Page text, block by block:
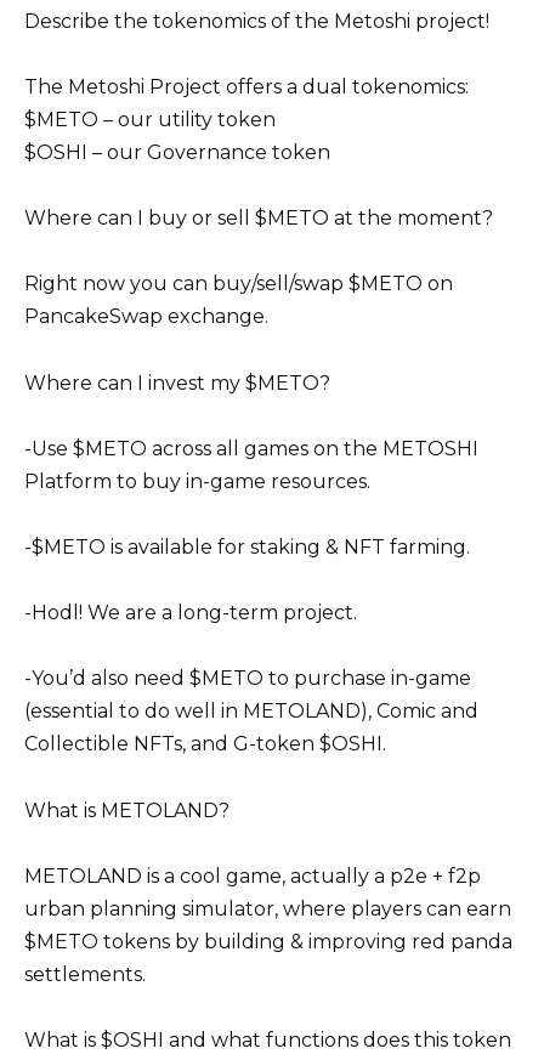
Describe the tokenomics of the Metoshi project!
The Metoshi Project offers a dual tokenomics:
$METO – our utility token
$OSHI – our Governance token
Where can I buy or sell $METO at the moment?
Right now you can buy/sell/swap $METO on
PancakeSwap exchange.
Where can I invest my $METO?
-Use $METO across all games on the METOSHI
Platform to buy in-game resources.
-$METO is available for staking & NFT farming.
-Hodl! We are a long-term project.
-You’d also need $METO to purchase in-game
(essential to do well in METOLAND), Comic and
Collectible NFTs, and G-token $OSHI.
What is METOLAND?
METOLAND is a cool game, actually a p2e + f2p
urban planning simulator, where players can earn
$METO tokens by building & improving red panda
settlements.
What is $OSHI and what functions does this token